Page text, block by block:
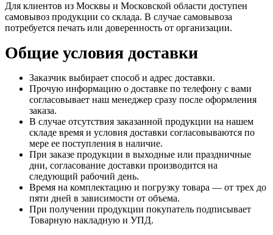
Для клиентов из Москвы и Московской области доступен
самовывоз продукции со склада. В случае самовывоза
потребуется печать или доверенность от организации.
Общие условия доставки
Заказчик выбирает способ и адрес доставки.
Прочую информацию о доставке по телефону с вами
согласовывает наш менеджер сразу после оформления
заказа.
В случае отсутствия заказанной продукции на нашем
складе время и условия доставки согласовываются по
мере ее поступления в наличие.
При заказе продукции в выходные или праздничные
дни, согласование доставки производится на
следующий рабочий день.
Время на комплектацию и погрузку товара — от трех до
пяти дней в зависимости от объема.
При получении продукции покупатель подписывает
Товарную накладную и УПД.